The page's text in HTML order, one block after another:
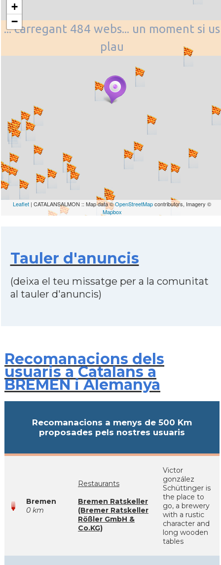
... carregant 484 webs... un moment si us
plau
+
−
Leaflet | CATALANSALMON :: Map data ©OpenStreetMapcontributors, Imagery ©
Mapbox
Tauler d'anuncis
(deixa el teu missatge per a la comunitat
al tauler d'anuncis)
Recomanacions dels
usuaris a Catalans a
BREMEN i Alemanya
Recomanacions a menys de 500 Km
proposades pels nostres usuaris
Bremen
0 km
Restaurants
Bremen Ratskeller
(Bremer Ratskeller
Rößler GmbH &
Co.KG)
Victor
gonzález
Schüttinger is
the place to
go, a brewery
with a rustic
character and
long wooden
tables